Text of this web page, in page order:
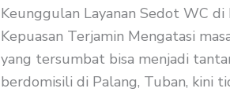
Keunggulan Layanan Sedot WC di
Kepuasan Terjamin Mengatasi
yang tersumbat bisa menjadi
berdomisili di Palang, Tuban, kini
Tuban
Layanan
Terbaik
Harga